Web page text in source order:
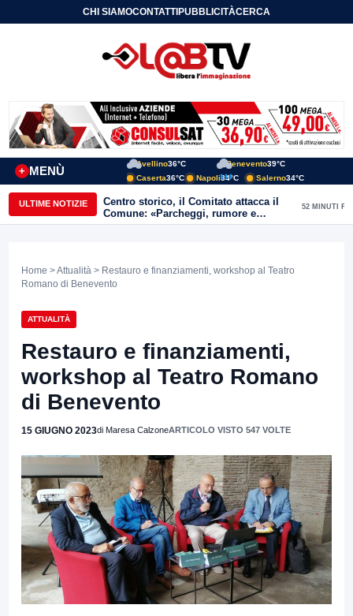
CHI SIAMOCONTATTIPUBBLICITÀCERCA
MENÙ
+
Avellino36°C Benevento39°C
Caserta36°C Napoli34°C Salerno34°C
ULTIME NOTIZIE
Centro storico, il Comitato attacca il
Comune: «Parcheggi, rumore e
degrado, servono risposte immediate»
52 MINUTI FA
Home >Attualità > Restauro e finanziamenti, workshop al Teatro
Romano di Benevento
ATTUALITÀ
Restauro e finanziamenti,
workshop al Teatro Romano
di Benevento
15 GIUGNO 2023di Maresa CalzoneARTICOLO VISTO 547 VOLTE